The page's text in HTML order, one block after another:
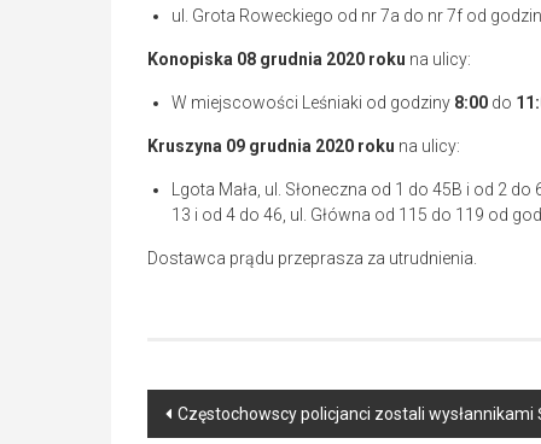
ul. Grota Roweckiego od nr 7a do nr 7f od
Konopiska 08 grudnia 2020 roku na ulicy:
W miejscowości Leśniaki od godziny 8:00 do
Kruszyna 09 grudnia 2020 roku na ulicy:
Lgota Mała, ul. Słoneczna od 1 do 45B i od 2
13 i od 4 do 46, ul. Główna od 115 do 119 od
Dostawca prądu przeprasza za utrudnienia.
Post
Częstochowscy policjanci zostali wysłannikami